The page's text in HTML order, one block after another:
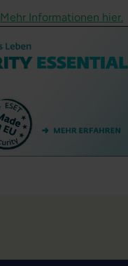
Mehr Informationen hier.